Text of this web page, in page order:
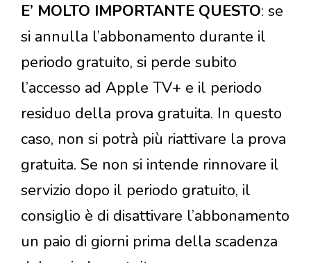
E’ MOLTO IMPORTANTE QUESTO: se
si annulla l’abbonamento durante il
periodo gratuito, si perde subito
l’accesso ad Apple TV+ e il periodo
residuo della prova gratuita. In questo
caso, non si potrà più riattivare la prova
gratuita. Se non si intende rinnovare il
servizio dopo il periodo gratuito, il
consiglio è di disattivare l’abbonamento
un paio di giorni prima della scadenza